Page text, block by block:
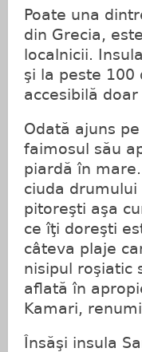
Poate una
din Grecia,
localnicii.
şi la peste 100
accesibilă
Odată ajuns
faimosul său
piardă în
ciuda
pitoreşti aşa
ce îţi doreşti
câteva plaje
nisipul roşiatic
aflată în
Kamari,
Însăşi insula